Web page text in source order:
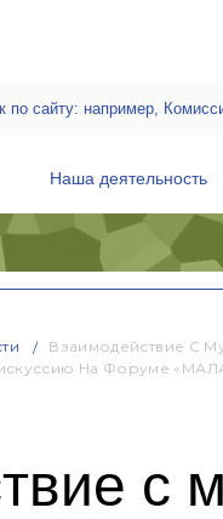
Наша деятельность
Взаимодействие С
На Форуме
с